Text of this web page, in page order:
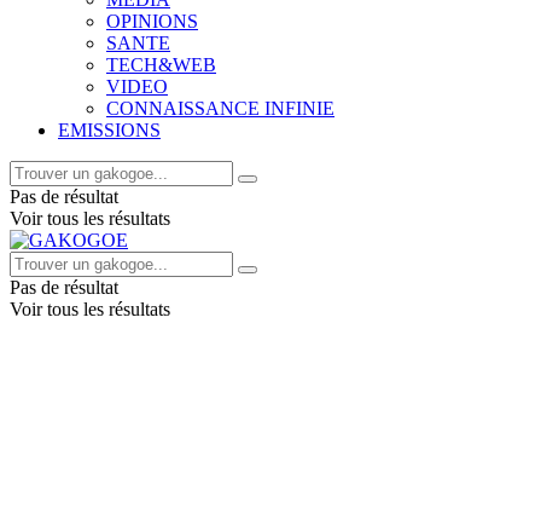
OPINIONS
SANTE
TECH&WEB
VIDEO
CONNAISSANCE INFINIE
EMISSIONS
Pas de résultat
Voir tous les résultats
Pas de résultat
Voir tous les résultats